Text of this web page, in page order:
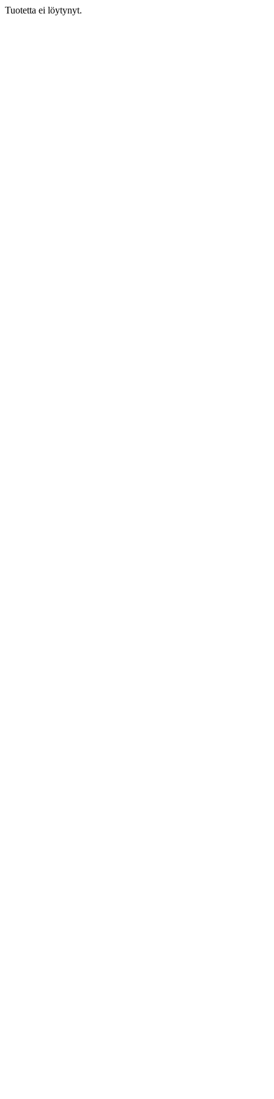
Tuotetta ei löytynyt.